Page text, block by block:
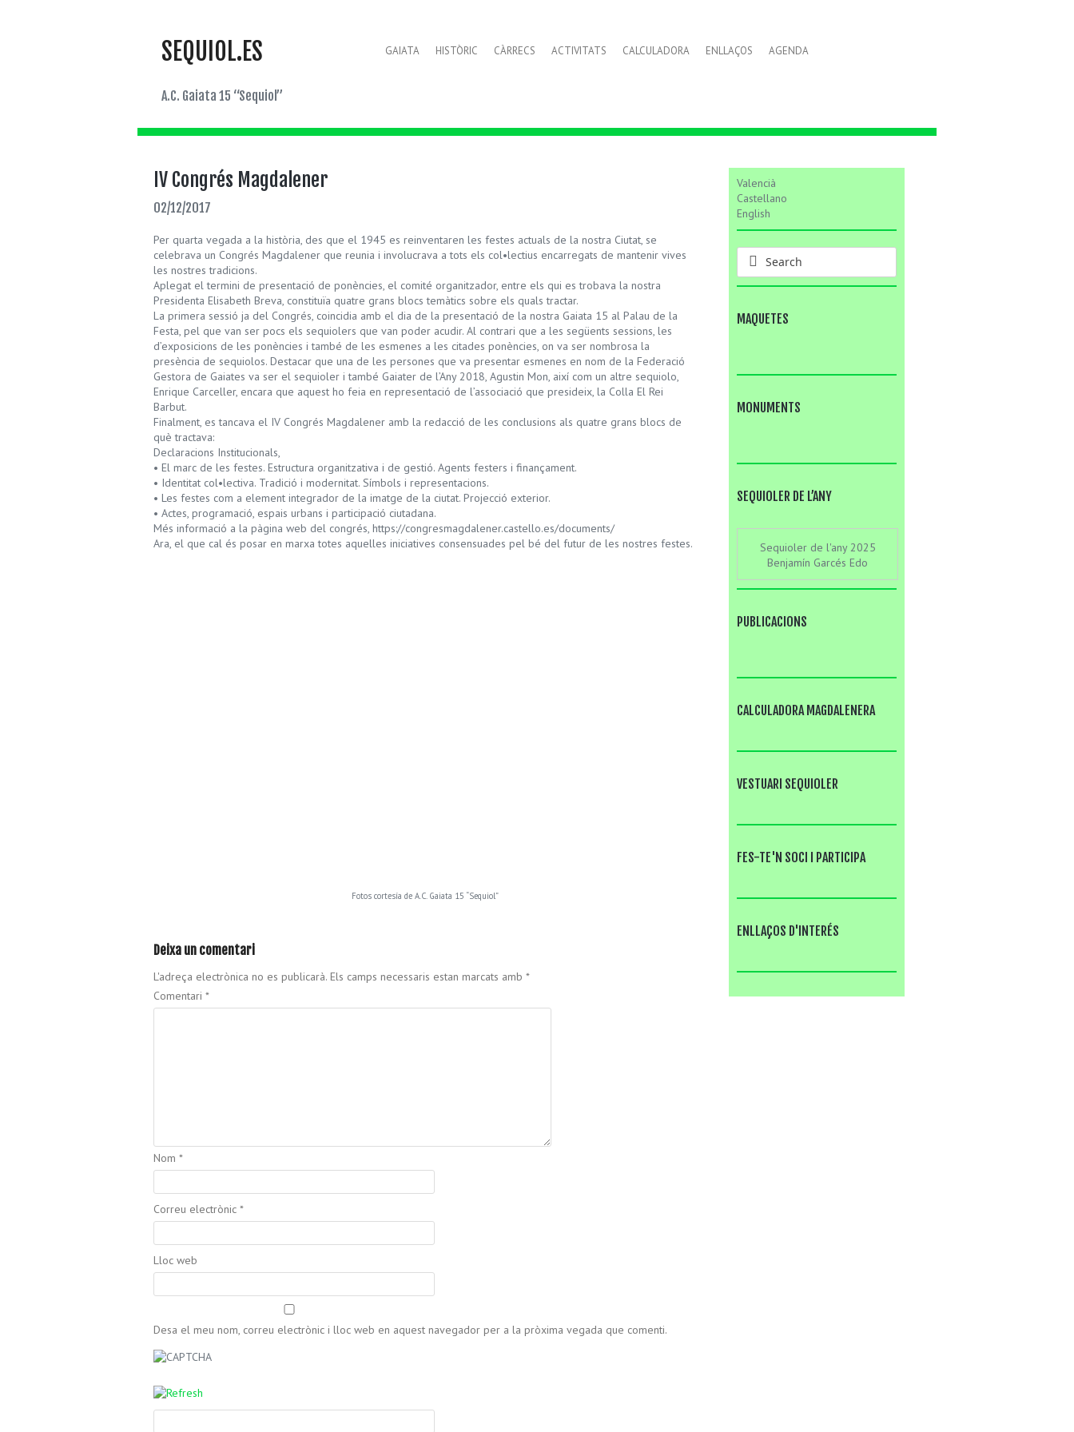
SEQUIOL.ES
A.C. Gaiata 15 “Sequiol”
GAIATA HISTÒRIC CÀRRECS ACTIVITATS CALCULADORA ENLLAÇOS AGENDA
IV Congrés Magdalener
02/12/2017
Per quarta vegada a la història, des que el 1945 es reinventaren les festes actuals de la nostra Ciutat, se
celebrava un Congrés Magdalener que reunia i involucrava a tots els col•lectius encarregats de mantenir vives
les nostres tradicions.
Aplegat el termini de presentació de ponències, el comité organitzador, entre els qui es trobava la nostra
Presidenta Elisabeth Breva, constituïa quatre grans blocs temàtics sobre els quals tractar.
La primera sessió ja del Congrés, coincidia amb el dia de la presentació de la nostra Gaiata 15 al Palau de la
Festa, pel que van ser pocs els sequiolers que van poder acudir. Al contrari que a les següents sessions, les
d’exposicions de les ponències i també de les esmenes a les citades ponències, on va ser nombrosa la
presència de sequiolos. Destacar que una de les persones que va presentar esmenes en nom de la Federació
Gestora de Gaiates va ser el sequioler i també Gaiater de l’Any 2018, Agustin Mon, així com un altre sequiolo,
Enrique Carceller, encara que aquest ho feia en representació de l’associació que presideix, la Colla El Rei
Barbut.
Finalment, es tancava el IV Congrés Magdalener amb la redacció de les conclusions als quatre grans blocs de
què tractava:
Declaracions Institucionals,
• El marc de les festes. Estructura organitzativa i de gestió. Agents festers i finançament.
• Identitat col•lectiva. Tradició i modernitat. Símbols i representacions.
• Les festes com a element integrador de la imatge de la ciutat. Projecció exterior.
• Actes, programació, espais urbans i participació ciutadana.
Més informació a la pàgina web del congrés, https://congresmagdalener.castello.es/documents/
Ara, el que cal és posar en marxa totes aquelles iniciatives consensuades pel bé del futur de les nostres festes.
Fotos cortesía de A.C. Gaiata 15 “Sequiol”
Deixa un comentari
L'adreça electrònica no es publicarà. Els camps necessaris estan marcats amb *
Comentari *
Nom *
Correu electrònic *
Lloc web
Desa el meu nom, correu electrònic i lloc web en aquest navegador per a la pròxima vegada que comenti.
Valencià
Castellano
English
MAQUETES
MONUMENTS
SEQUIOLER DE L’ANY
Sequioler de l'any 2025
Benjamín Garcés Edo
PUBLICACIONS
CALCULADORA MAGDALENERA
VESTUARI SEQUIOLER
FES-TE'N SOCI I PARTICIPA
ENLLAÇOS D'INTERÉS